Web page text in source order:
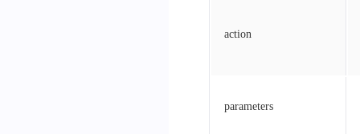
action
parameters